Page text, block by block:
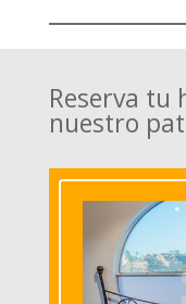
Reserva tu
nuestro